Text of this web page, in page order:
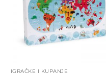
IGRAČKE I KUPANJE